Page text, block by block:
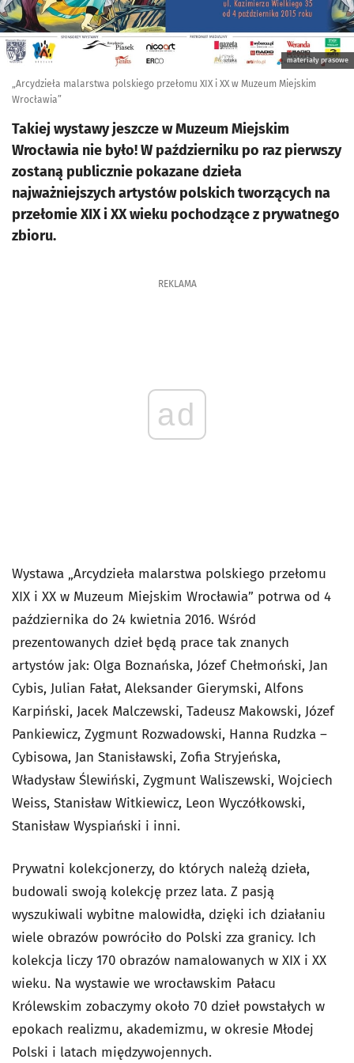
materiały prasowe
„Arcydzieła malarstwa polskiego przełomu XIX i XX w Muzeum Miejskim
Wrocławia”
Takiej wystawy jeszcze w Muzeum Miejskim
Wrocławia nie było! W październiku po raz pierwszy
zostaną publicznie pokazane dzieła
najważniejszych artystów polskich tworzących na
przełomie XIX i XX wieku pochodzące z prywatnego
zbioru.
REKLAMA
ad
Wystawa „Arcydzieła malarstwa polskiego przełomu
XIX i XX w Muzeum Miejskim Wrocławia” potrwa od 4
października do 24 kwietnia 2016. Wśród
prezentowanych dzieł będą prace tak znanych
artystów jak: Olga Boznańska, Józef Chełmoński, Jan
Cybis, Julian Fałat, Aleksander Gierymski, Alfons
Karpiński, Jacek Malczewski, Tadeusz Makowski, Józef
Pankiewicz, Zygmunt Rozwadowski, Hanna Rudzka –
Cybisowa, Jan Stanisławski, Zofia Stryjeńska,
Władysław Ślewiński, Zygmunt Waliszewski, Wojciech
Weiss, Stanisław Witkiewicz, Leon Wyczółkowski,
Stanisław Wyspiański i inni.
Prywatni kolekcjonerzy, do których należą dzieła,
budowali swoją kolekcję przez lata. Z pasją
wyszukiwali wybitne malowidła, dzięki ich działaniu
wiele obrazów powróciło do Polski zza granicy. Ich
kolekcja liczy 170 obrazów namalowanych w XIX i XX
wieku. Na wystawie we wrocławskim Pałacu
Królewskim zobaczymy około 70 dzieł powstałych w
epokach realizmu, akademizmu, w okresie Młodej
Polski i latach międzywojennych.